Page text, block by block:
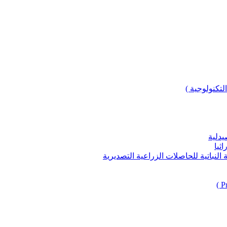
)
للحاصلات الزراعية التصديرية